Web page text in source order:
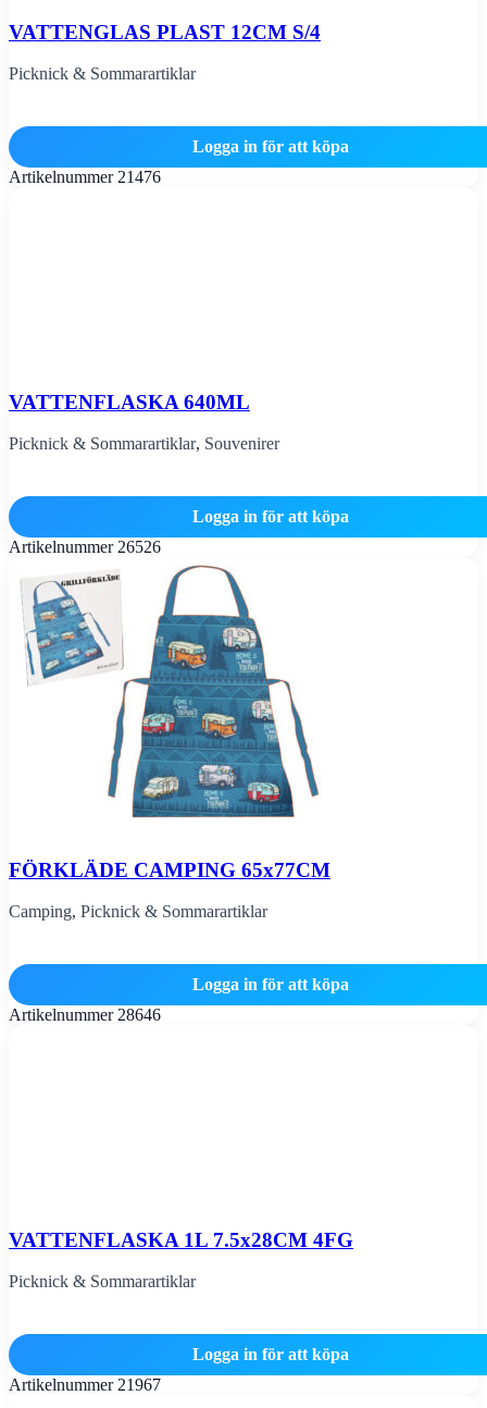
VATTENGLAS PLAST 12CM S/4
Picknick & Sommarartiklar
Logga in för att köpa
Artikelnummer 21476
VATTENFLASKA 640ML
Picknick & Sommarartiklar, Souvenirer
Logga in för att köpa
Artikelnummer 26526
FÖRKLÄDE CAMPING 65x77CM
Camping, Picknick & Sommarartiklar
Logga in för att köpa
Artikelnummer 28646
VATTENFLASKA 1L 7.5x28CM 4FG
Picknick & Sommarartiklar
Logga in för att köpa
Artikelnummer 21967